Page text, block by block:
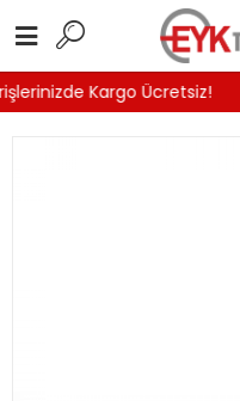
Kargo Ücretsiz!